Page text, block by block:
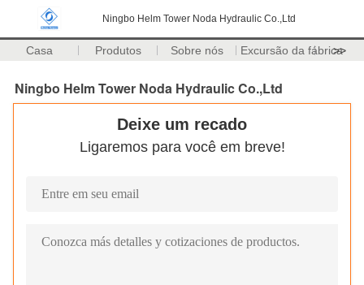
Ningbo Helm Tower Noda Hydraulic Co.,Ltd
Casa Produtos Sobre nós Excursão da fábrica
>>
Ningbo Helm Tower Noda Hydraulic Co.,Ltd
Deixe um recado
Ligaremos para você em breve!